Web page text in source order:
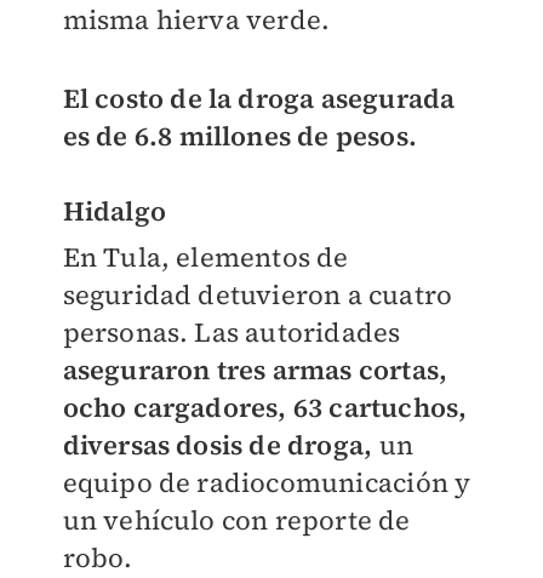
misma hierva verde.
El costo de la droga asegurada
es de 6.8 millones de pesos.
Hidalgo
En Tula, elementos de
seguridad detuvieron a cuatro
personas. Las autoridades
aseguraron tres armas cortas,
ocho cargadores, 63 cartuchos,
diversas dosis de droga, un
equipo de radiocomunicación y
un vehículo con reporte de
robo.